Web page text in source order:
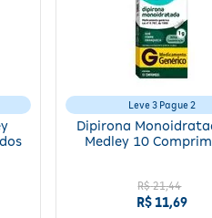
Leve 3 Pague 2
Dipirona
Medley 10
R$ 21,44
R$11,69